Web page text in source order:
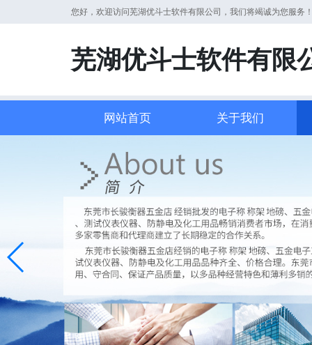
您好，欢迎访问芜湖优斗士软件有限公司，我们将竭诚为您服务
芜湖优斗士软件有限
网站首页 关于我们